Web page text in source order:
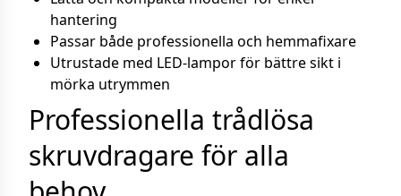
hantering
Passar både professionella och hemmafixare
Utrustade med LED-lampor för bättre sikt i
mörka utrymmen
Professionella trådlösa
skruvdragare för alla